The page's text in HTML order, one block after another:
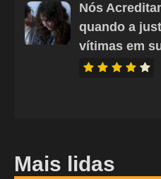
Nós
quando a
vítimas em
Mais lidas